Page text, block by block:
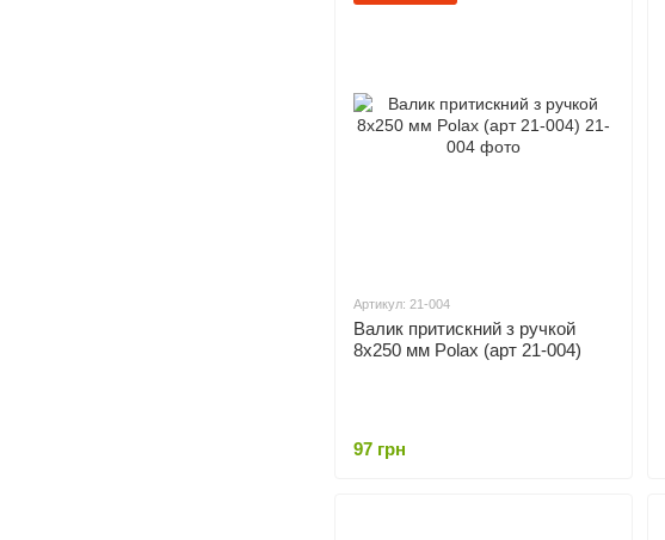
Артикул: 21-004
Валик притискний з ручкой
8х250 мм Polax (арт 21-004)
97 грн